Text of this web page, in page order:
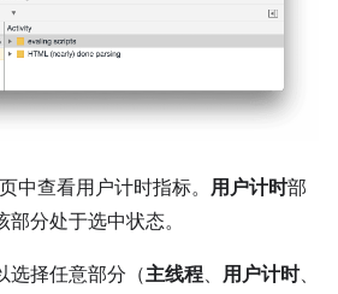
中查看用户计时指标。 用户计时部
分处于选中状态。
选择任意部分（主线程、 用户计时、